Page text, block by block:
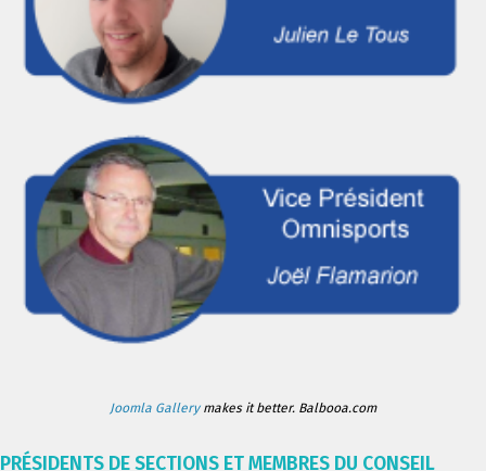
Joomla Gallerymakes it better. Balbooa.com
PRÉSIDENTS DE SECTIONS ET MEMBRES DU CONSEIL